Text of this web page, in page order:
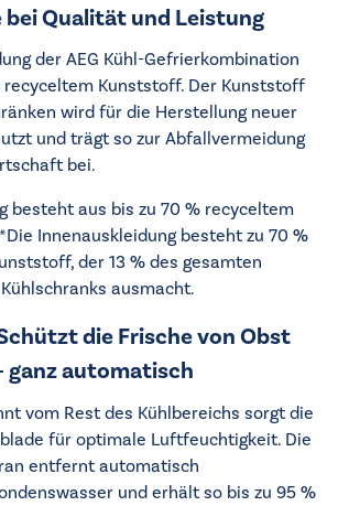
bei Qualität und Leistung
der AEG Kühl-Gefrierkombination
recyceltem Kunststoff. Der Kunststoff
wird für die Herstellung neuer
und trägt so zur Abfallvermeidung
bei.
besteht aus bis zu 70 % recyceltem
Innenauskleidung besteht zu 70 %
der 13 % des gesamten
ausmacht.
die Frische von Obst
ganz automatisch
vom Rest des Kühlbereichs sorgt die
für optimale Luftfeuchtigkeit. Die
entfernt automatisch
und erhält so bis zu 95 %